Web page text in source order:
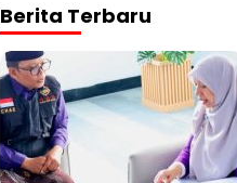
Berita Terbaru